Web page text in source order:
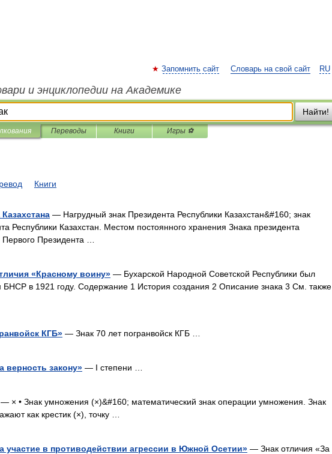
RU
Запомнить сайт Словарь на свой сайт
и энциклопедии на Академике
Найти!
Переводы Книги Игры ⚽
Книги
— Нагрудный знак Президента Республики Казахстан&#160; знак
Республики Казахстан. Местом постоянного хранения Знака президента
Президента …
«Красному воину» — Бухарской Народной Советской Республики был
в 1921 году. Содержание 1 История создания 2 Описание знака 3 См. также
КГБ» — Знак 70 лет погранвойск КГБ …
верность закону» — I степени …
— × • Знак умножения (×)&#160; математический знак операции умножения. Знак
как крестик (×), точку …
участие в противодействии агрессии в Южной Осетии» — Знак отличия «За